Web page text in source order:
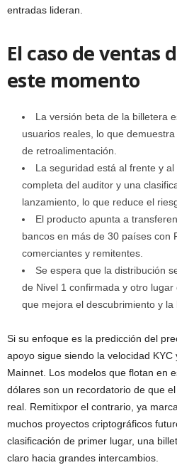
entradas lideran.
El caso de ventas
este momento
La versión beta de la billetera
usuarios reales, lo que
de retroalimentación.
La seguridad está al frente y
completa del auditor y una
lanzamiento, lo que reduce el
El producto apunta a
bancos en más de 30 países con
comerciantes y remitentes.
Se espera que la distribución
de Nivel 1 confirmada y otro
que mejora el descubrimiento y la
Si su enfoque es la predicción del
apoyo sigue siendo la velocidad
Mainnet. Los modelos que flotan en
dólares son un recordatorio de que
real. Remitixpor el contrario, ya
muchos proyectos criptográficos
clasificación de primer lugar, una
claro hacia grandes intercambios.